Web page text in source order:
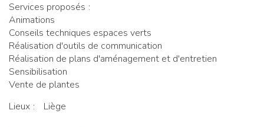
Services proposés
Animations
Conseils techniques espaces verts
Réalisation d'outils de communication
Réalisation de plans d'aménagement et d'entretien
Sensibilisation
Vente de plantes
Lieux
Liège